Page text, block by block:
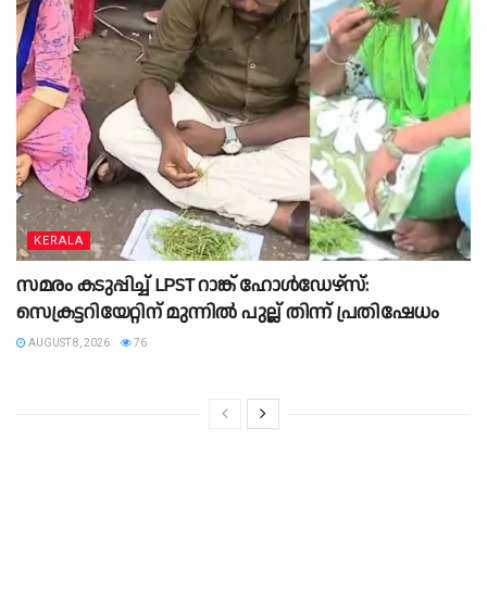
KERALA
സമരം കടുപ്പിച്ച് LPST റാങ്ക് ഹോൾഡേഴ്സ്:
സെക്രട്ടറിയേറ്റിന് മുന്നിൽ പുല്ല് തിന്ന് പ്രതിഷേധം
AUGUST 8, 2026 76